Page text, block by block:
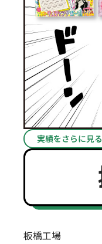
実績をさらに見る
板橋工場